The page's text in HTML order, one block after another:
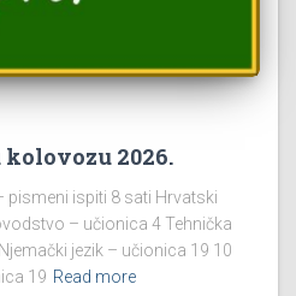
2026.
pismeni ispiti 8 sati Hrvatski
– učionica 4 Tehnička
jezik – učionica 19 10
19 Read more